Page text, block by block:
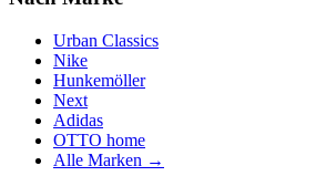
Urban Classics
Nike
Hunkemöller
Next
Adidas
OTTO home
Alle Marken →